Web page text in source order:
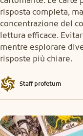
risposta completa,
concentrazione del
lettura efficace.
mentre esplorare
risposte più chiare.
Staff profetum